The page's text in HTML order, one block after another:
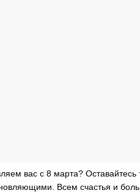
вас с 8 марта?
Всем счастья и